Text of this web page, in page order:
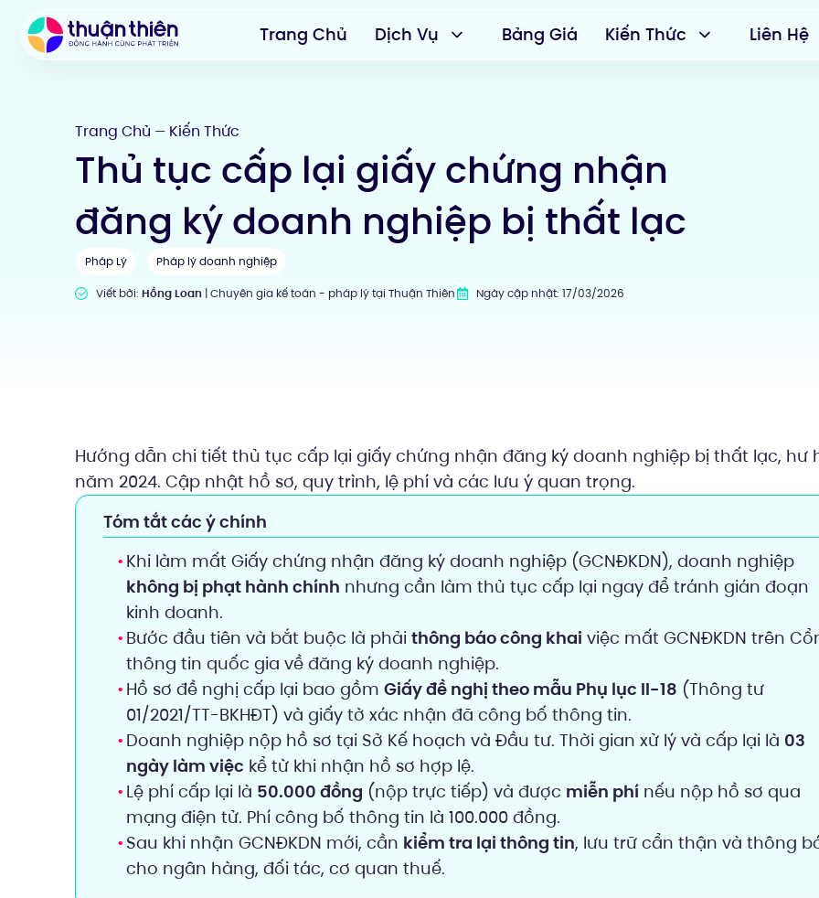
Trang Chủ Dịch Vụ Bảng Giá Kiến Thức Liên Hệ
Trang Chủ — Kiến Thức
Thủ tục cấp lại giấy chứng nhận
đăng ký doanh nghiệp bị thất lạc
Pháp Lý Pháp lý doanh nghiệp
Viết bởi: Hồng Loan| Chuyên gia kế toán - pháp lý tại Thuận Thiên Ngày cập nhật: 17/03/2026
Hướng dẫn chi tiết thủ tục cấp lại giấy chứng nhận đăng ký doanh nghiệp bị thất lạc, hư
năm 2024. Cập nhật hồ sơ, quy trình, lệ phí và các lưu ý quan trọng.
Tóm tắt các ý chính
Khi làm mất Giấy chứng nhận đăng ký doanh nghiệp (GCNĐKDN), doanh nghiệp
không bị phạt hành chính nhưng cần làm thủ tục cấp lại ngay để tránh gián đoạn
kinh doanh.
Bước đầu tiên và bắt buộc là phải thông báo công khai việc mất GCNĐKDN trên
thông tin quốc gia về đăng ký doanh nghiệp.
Hồ sơ đề nghị cấp lại bao gồm Giấy đề nghị theo mẫu Phụ lục II-18 (Thông tư
01/2021/TT-BKHĐT) và giấy tờ xác nhận đã công bố thông tin.
Doanh nghiệp nộp hồ sơ tại Sở Kế hoạch và Đầu tư. Thời gian xử lý và cấp lại là 03
ngày làm việc kể từ khi nhận hồ sơ hợp lệ.
Lệ phí cấp lại là 50.000 đồng (nộp trực tiếp) và được miễn phí nếu nộp hồ sơ qua
mạng điện tử. Phí công bố thông tin là 100.000 đồng.
Sau khi nhận GCNĐKDN mới, cần kiểm tra lại thông tin, lưu trữ cẩn thận và thông
cho ngân hàng, đối tác, cơ quan thuế.